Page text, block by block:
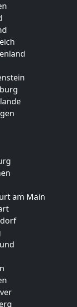
am Main